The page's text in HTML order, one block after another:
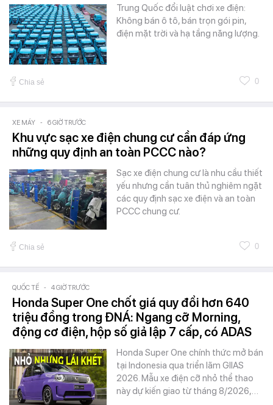
Trung Quốc đổi luật chơi xe điện:
Không bán ô tô, bán trọn gói pin,
điện mặt trời và hạ tầng năng lượng.
Chia sẻ 0
XE MÁY - 6 GIỜ TRƯỚC
Khu vực sạc xe điện chung cư cần đáp ứng
những quy định an toàn PCCC nào?
Sạc xe điện chung cư là nhu cầu thiết
yếu nhưng cần tuân thủ nghiêm ngặt
các quy định sạc xe điện và an toàn
PCCC chung cư.
Chia sẻ 0
QUỐC TẾ - 4 GIỜ TRƯỚC
Honda Super One chốt giá quy đổi hơn 640
triệu đồng trong ĐNÁ: Ngang cỡ Morning,
động cơ điện, hộp số giả lập 7 cấp, có ADAS
Honda Super One chính thức mở bán
tại Indonesia qua triển lãm GIIAS
2026. Mẫu xe điện cỡ nhỏ thể thao
này dự kiến giao từ tháng 8/2026,…